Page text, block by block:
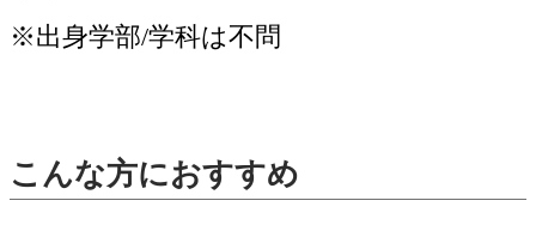
こんな方におすすめ